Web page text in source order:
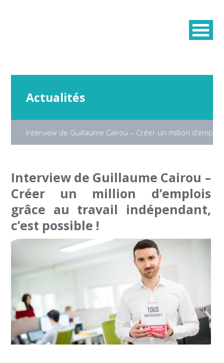
Actualités
Interview de Guillaume Cairou – Créer un million
Interview de Guillaume Cairou –
Créer un million d’emplois
grâce au travail indépendant,
c’est possible !